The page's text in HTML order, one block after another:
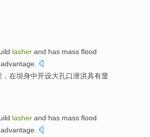
lasher and has mass flood
advantage
，在坝身中开设大孔口泄洪具有显
lasher and has mass flood
advantage